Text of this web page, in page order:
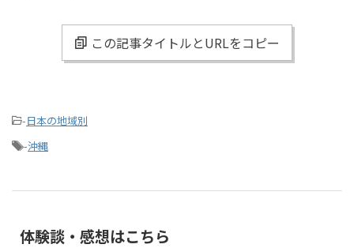
この記事タイトルとURLをコピー
-日本の地域別
-沖縄
体験談・感想はこちら